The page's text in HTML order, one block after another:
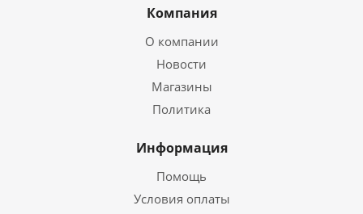
Компания
О компании
Новости
Магазины
Политика
Информация
Помощь
Условия оплаты